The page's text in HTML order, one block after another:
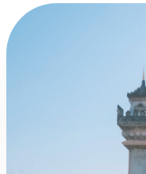
để mở rộng hợp tác
phát triển du lịch,
khách sạn, nhà
quảng bá du lịch
mạnh thông qua